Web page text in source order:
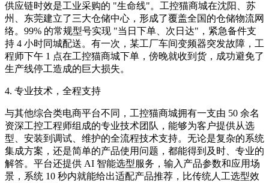
供应链时效是工业采购的 "生命线"。工控猫商城在沈阳、苏
州、东莞建立了三大仓储中心，形成了覆盖全国的仓储物流网
络。99% 的常规型号实现 "当日下单、次日达"，紧急备件支
持 4 小时同城配送。有一次，某工厂车间变频器突发故障，工
程师下午 1 点在工控猫商城下单，傍晚就收到货，成功避免了
生产线停工造成的巨大损失。
4. 专业技术，全程支持
与其他综合类电商平台不同，工控猫商城拥有一支由 50 余名
资深工控工程师组成的专业技术团队，能够为客户提供从选
型、安装到调试、维护的全流程技术支持。无论是复杂的系统
集成方案，还是简单的产品使用问题，都能得到及时、专业的
解答。平台还提供 AI 智能选型服务，输入产品参数和应用场
景，系统 10 秒内就能给出适配产品推荐，比传统人工选型效